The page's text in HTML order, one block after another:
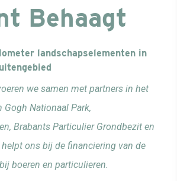
Behaagt
landschapselementen in
we samen met partners in het
Nationaal Park,
Brabants Particulier Grondbezit en
helpt ons bij de financiering van de
boeren en particulieren.